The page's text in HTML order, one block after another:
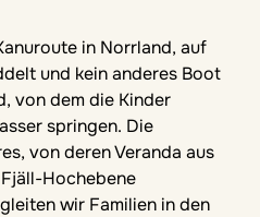
in Norrland, auf
und kein anderes Boot
von dem die Kinder
springen. Die
von deren Veranda aus
Hochebene
wir Familien in den